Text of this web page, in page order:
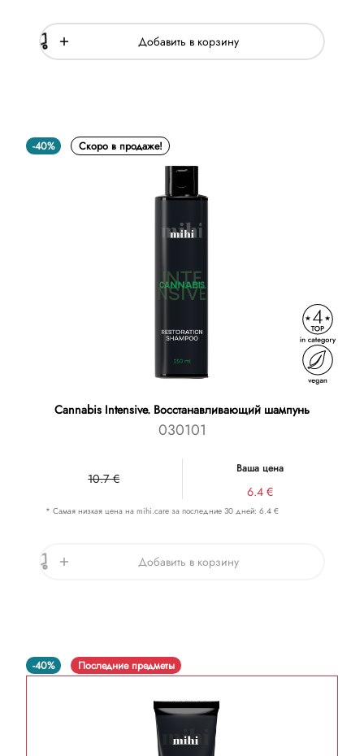
Добавить в корзину
-40% Скоро в продаже!
Cannabis Intensive. Восстанавливающий шампунь
030101
10.7 €
Ваша цена
6.4 €
* Самая низкая цена на mihi.care за последние 30 дней: 6.4 €
Добавить в корзину
-40% Последние предметы